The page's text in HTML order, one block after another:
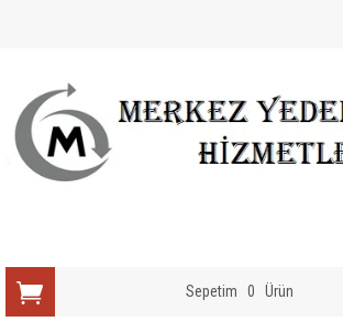
Sepetim 0 Ürün